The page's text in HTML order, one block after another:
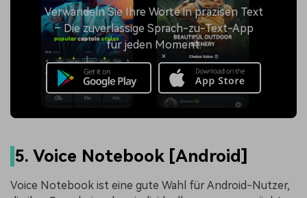
Verwandeln Sie Ihre Worte in präzisen Text
– Die zuverlässige Sprach-zu-Text-App
für jeden Moment.
5. Voice Notebook [Android]
Voice Notebook ist eine gute Wahl für Android-Nutzer,